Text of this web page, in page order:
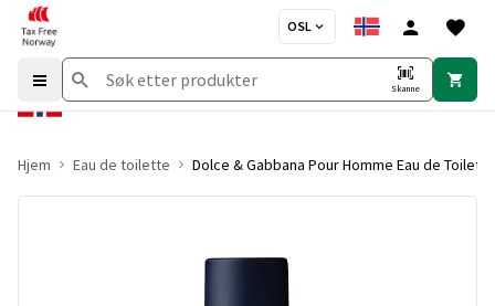
OSL
Skanne
Hjem Eau de toilette Dolce & Gabbana Pour Homme Eau de